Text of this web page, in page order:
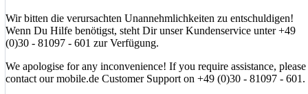
Wir bitten die verursachten Unannehmlichkeiten zu entschuldigen!
Wenn Du Hilfe benötigst, steht Dir unser Kundenservice unter +49
(0)30 - 81097 - 601 zur Verfügung.
We apologise for any inconvenience! If you require assistance, please
contact our mobile.de Customer Support on +49 (0)30 - 81097 - 601.